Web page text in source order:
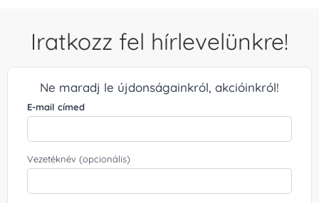
Iratkozz fel hírlevelünkre!
Ne maradj le újdonságainkról, akcióinkról!
E-mail címed
Vezetéknév (opcionális)